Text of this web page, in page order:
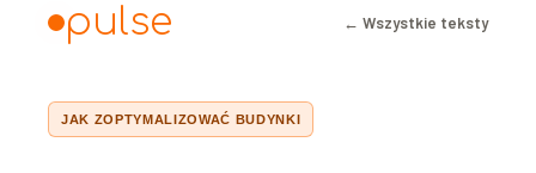
pulse ← Wszystkie teksty
JAK ZOPTYMALIZOWAĆ BUDYNKI